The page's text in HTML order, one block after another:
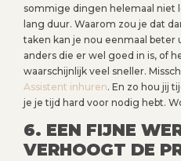
sommige dingen helemaal niet
lang duur. Waarom zou je dat
taken kan je nou eenmaal beter
anders die er wel goed in is, of
waarschijnlijk veel sneller.
Assistent inhuren. En zo hou jij
je je tijd hard voor nodig hebt.
6. EEN FIJNE
VERHOOGT DE